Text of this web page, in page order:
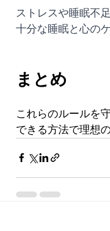
ストレスや睡眠不
十分な睡眠と心の
まとめ
これらのルールを
できる方法で理想